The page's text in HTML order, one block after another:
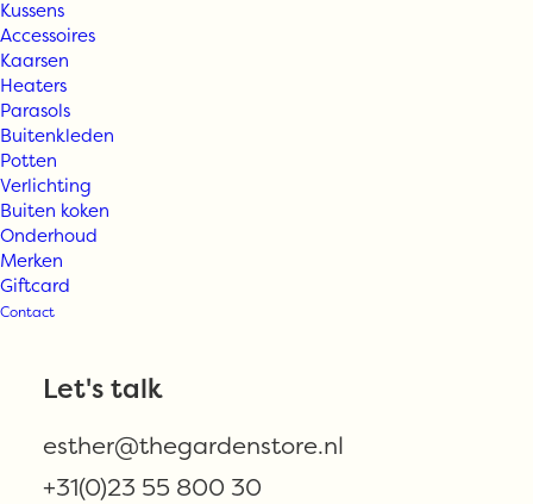
Kussens
Accessoires
Kaarsen
Heaters
Parasols
Buitenkleden
Potten
Verlichting
Buiten koken
Onderhoud
Merken
Giftcard
Contact
Let's talk
esther@thegardenstore.nl
+31(0)23 55 800 30